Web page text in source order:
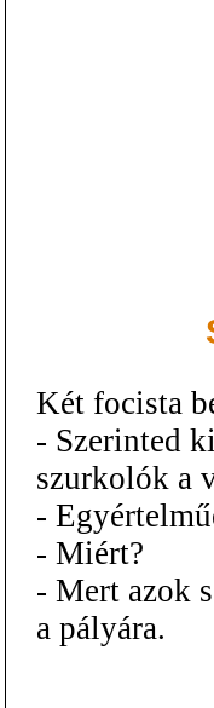
Két focista
- Szerinted
szurkolók a
-
- Miért?
- Mert azok
a pályára.